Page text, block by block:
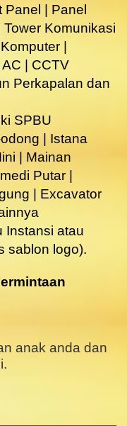
| Panel
Komunikasi
|
| CCTV
Perkapalan dan
SPBU
| Istana
| Mainan
Putar |
| Excavator
Instansi atau
sablon logo).
anak anda dan